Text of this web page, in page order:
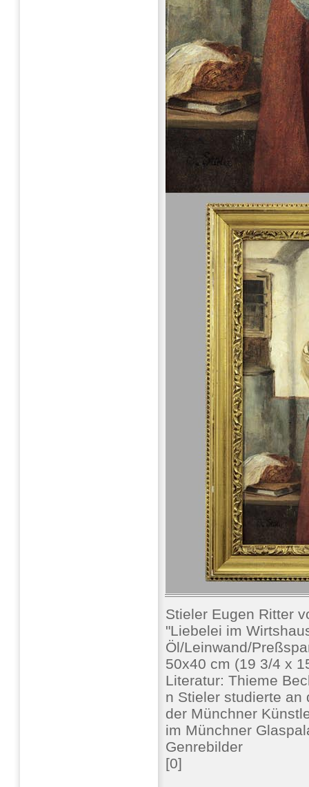
Stieler Eugen Ritter
"Liebelei im
Öl/Leinwand/
50x40 cm (19 3/4 x
Literatur: Thieme
n Stieler studierte an
der Münchner
im Münchner
Genrebilder
[0]